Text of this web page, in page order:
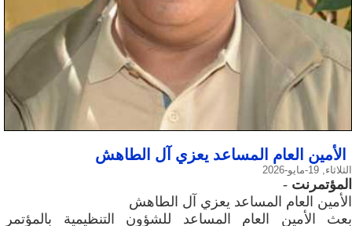
الأمين العام المساعد يعزي آل الطاهش
الثلاثاء, 19-مايو-2026
المؤتمرنت -
الأمين العام المساعد يعزي آل الطاهش
بعث الأمين العام المساعد للشؤون التنظيمية بالمؤتمر